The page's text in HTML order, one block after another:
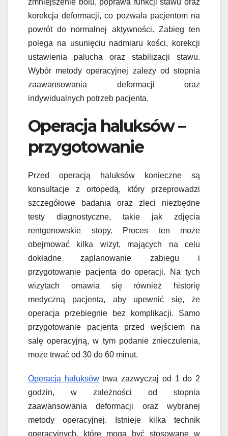
korekcja deformacji, co pozwala pacjentom na
powrót do normalnej aktywności. Zabieg ten
polega na usunięciu nadmiaru kości, korekcji
ustawienia palucha oraz stabilizacji stawu.
Wybór metody operacyjnej zależy od stopnia
zaawansowania deformacji oraz
indywidualnych potrzeb pacjenta.
Operacja haluksów –
przygotowanie
Przed operacją haluksów konieczne są
konsultacje z ortopedą, który przeprowadzi
szczegółowe badania oraz zleci niezbędne
testy diagnostyczne, takie jak zdjęcia
rentgenowskie stopy. Proces ten może
obejmować kilka wizyt, mających na celu
dokładne zaplanowanie zabiegu i
przygotowanie pacjenta do operacji. Na tych
wizytach omawia się również historię
medyczną pacjenta, aby upewnić się, że
operacja przebiegnie bez komplikacji. Samo
przygotowanie pacjenta przed wejściem na
salę operacyjną, w tym podanie znieczulenia,
może trwać od 30 do 60 minut.
Operacja haluksówtrwa zazwyczaj od 1 do 2
godzin, w zależności od stopnia
zaawansowania deformacji oraz wybranej
metody operacyjnej. Istnieje kilka technik
operacyjnych, które mogą być stosowane w